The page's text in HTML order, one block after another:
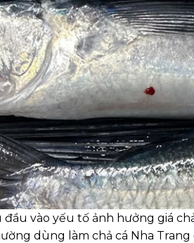
vào yếu tố ảnh hưởng giá
dùng làm chả cá Nha Trang